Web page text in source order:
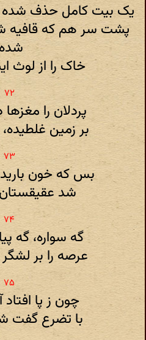
یک بیت کامل حذف
پشت سر هم که
خاک را از لوث
پردلان را
بر زمین
بس که خون
شد عقیقستان
گه سواره، گه
عرصه را بر
چون ز پا
با تضرع گفت